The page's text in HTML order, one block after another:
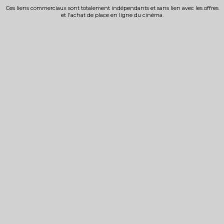
Ces liens commerciaux sont totalement indépendants et sans lien avec les offres
et l'achat de place en ligne du cinéma.